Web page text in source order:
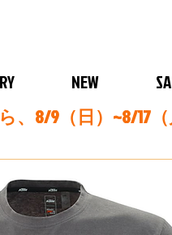
NEW
、8/9（日）~8/17